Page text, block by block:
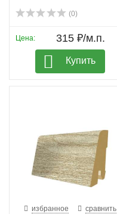
(0)
Цена: 315 ₽/м.п.
Купить
избранное сравнить